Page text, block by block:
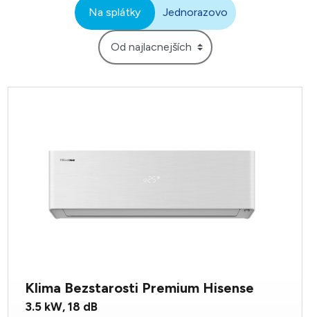
Na splátky Jednorazovo
Klima Bezstarosti Premium Hisense
3.5 kW,18 dB